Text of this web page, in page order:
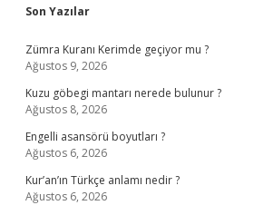
Sidebar
Son Yazılar
Zümra Kuranı Kerimde geçiyor mu ?
Ağustos 9, 2026
Kuzu göbegi mantarı nerede bulunur ?
Ağustos 8, 2026
Engelli asansörü boyutları ?
Ağustos 6, 2026
Kur’an’ın Türkçe anlamı nedir ?
Ağustos 6, 2026